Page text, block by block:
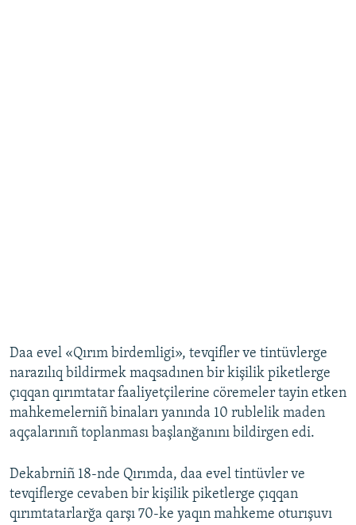
Daa evel «Qırım birdemligi», tevqifler ve tintüvlerge
narazılıq bildirmek maqsadınen bir kişilik piketlerge
çıqqan qırımtatar faaliyetçilerine cöremeler tayin etken
mahkemelerniñ binaları yanında 10 rublelik maden
aqçalarınıñ toplanması başlanğanını bildirgen edi.
Dekabrniñ 18-nde Qırımda, daa evel tintüvler ve
tevqiflerge cevaben bir kişilik piketlerge çıqqan
qırımtatarlarğa qarşı 70-ke yaqın mahkeme oturışuvı